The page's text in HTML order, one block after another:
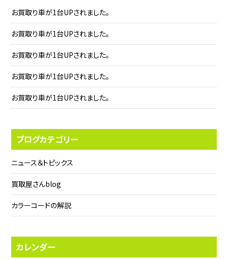
お買取り車が1台UPされました。
お買取り車が1台UPされました。
お買取り車が1台UPされました。
お買取り車が1台UPされました。
お買取り車が1台UPされました。
ブログカテゴリー
ニュース＆トピックス
買取屋さんblog
カラーコードの解説
カレンダー